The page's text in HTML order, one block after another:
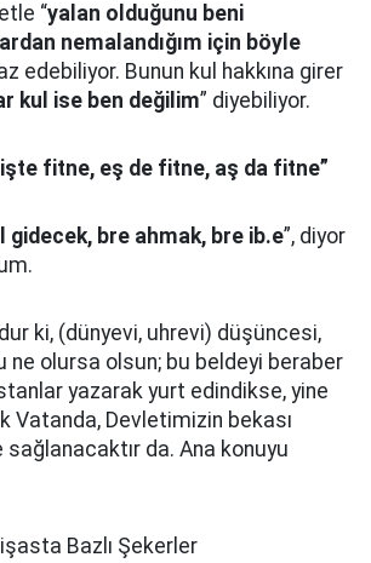
“yalan olduğunu beni
nemalandığım için böyle
edebiliyor. Bunun kul hakkına girer
kul ise ben değilim” diyebiliyor.
fitne, eş de fitne, aş da fitne”
gidecek, bre ahmak, bre ib.e”, diyor
ki, (dünyevi, uhrevi) düşüncesi,
ne olursa olsun; bu beldeyi beraber
yazarak yurt edindikse, yine
Vatanda, Devletimizin bekası
sağlanacaktır da. Ana konuyu
Bazlı Şekerler